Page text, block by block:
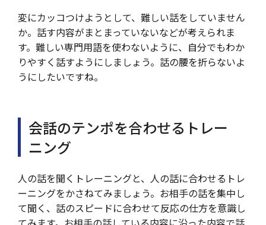
変にカッコつけようとして、難しい話をしていません
か。話す内容がまとまっていないなどが考えられま
す。難しい専門用語を使わないように、自分でもわか
りやすく話すようにしましょう。話の腰を折らないよ
うにしたいですね。
会話のテンポを合わせるトレー
ニング
人の話を聞くトレーニングと、人の話に合わせるトレ
ーニングをかさねてみましょう。お相手の話を集中し
て聞く、話のスピードに合わせて反応の仕方を意識し